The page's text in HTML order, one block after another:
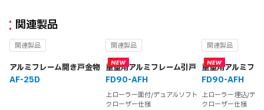
関連製品
関連製品
アルミフレーム開き戸金物
AF-25D
関連製品
重量用アルミフレーム引戸
FD90-AFH
上ローラー面付/デュアルソフト
クローザー仕様
関連製品
重量用アルミフ
FD90-AFH
上ローラー埋込/デ
クローザー仕様